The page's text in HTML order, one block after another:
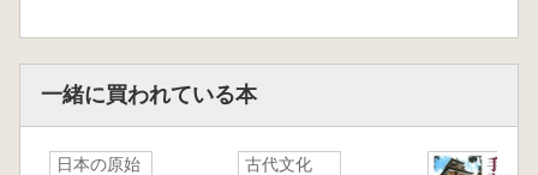
一緒に買われている本
日本の原始
古代文化